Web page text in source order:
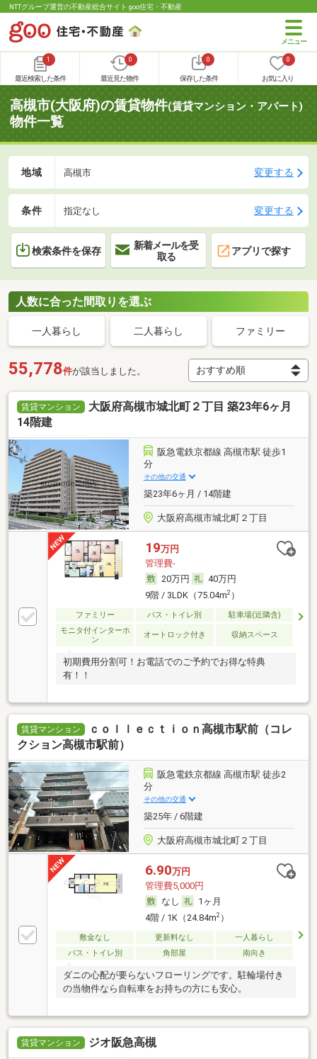
NTTグループ運営の不動産総合サイト goo住宅・不動産
1
最近検索した条件
0
最近見た物件
0
保存した条件
0
お気に入り
高槻市(大阪府)の賃貸物件(賃貸マンション・アパート)
物件一覧
地域 高槻市 変更する
条件 指定なし 変更する
検索条件を保存
新着メールを受
取る
アプリで探す
人数に合った間取りを選ぶ
一人暮らし 二人暮らし ファミリー
55,778件が該当しました。
賃貸マンション
大阪府高槻市城北町２丁目 築23年6ヶ月
14階建
阪急電鉄京都線 高槻市駅 徒歩1
分
その他の交通
築23年6ヶ月 / 14階建
大阪府高槻市城北町２丁目
19万円
管理費-
20万円
40万円
9階 / 3LDK（75.04m2）
ファミリー バス・トイレ別
駐車場(近隣含)
モニタ付インターホ
ン
オートロック付き 収納スペース
初期費用分割可！お電話でのご予約でお得な特典
有！！
賃貸マンション
ｃｏｌｌｅｃｔｉｏｎ高槻市駅前（コレ
クション高槻市駅前）
阪急電鉄京都線 高槻市駅 徒歩2
分
その他の交通
築25年 / 6階建
大阪府高槻市城北町２丁目
6.90万円
管理費5,000円
なし
1ヶ月
4階 / 1K（24.84m2）
敷金なし 更新料なし
一人暮らし
バス・トイレ別
角部屋 南向き
ダニの心配が要らないフローリングです。駐輪場付き
の当物件なら自転車をお持ちの方にも安心。
賃貸マンション ジオ阪急高槻